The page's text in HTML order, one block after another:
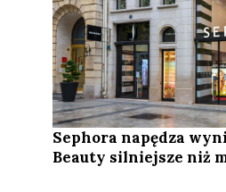
Sephora napędza
Beauty silniejsze niż